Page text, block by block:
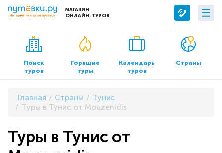
МАГАЗИН
ОНЛАЙН-ТУРОВ
Сервисы
Бронирование отелей
Трансфер
О компании
О нас
Контакты
Документы и реквизиты
Поиск
туров
Горящие
туры
Календарь
туров
Страны
Главная Страны
Тунис
Туры в Тунис от Mouzenidis
Туры в Тунис от